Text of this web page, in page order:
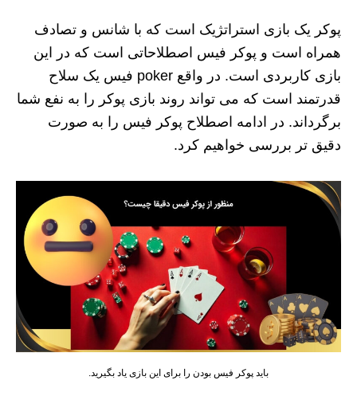
پوکر یک بازی استراتژیک است که با شانس و تصادف
همراه است و پوکر فیس اصطلاحاتی است که در این
بازی کاربردی است. در واقع poker فیس یک سلاح
قدرتمند است که می تواند روند بازی پوکر را به نفع شما
برگرداند. در ادامه اصطلاح پوکر فیس را به صورت
دقیق تر بررسی خواهیم کرد.
باید پوکر فیس بودن را برای این بازی یاد بگیرید.